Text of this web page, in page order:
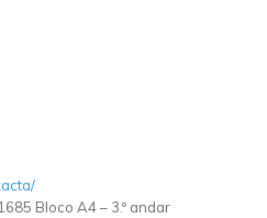
Bloco A4 – 3.º andar